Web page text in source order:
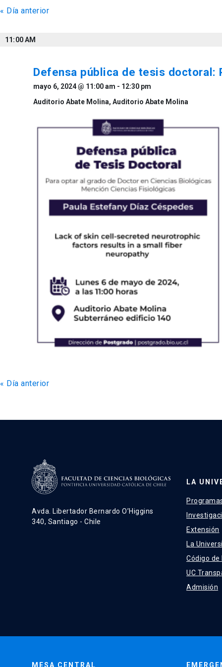
de
vistas
Eventos
« Día anterior
11:00 AM
Defensa pública de tesis doctoral:
mayo 6, 2024 @ 11:00 am - 12:30 pm
Auditorio Abate Molina,Auditorio Abate Molina
« Día anterior
Avda. Libertador Bernardo O’Higgins
340, Santiago - Chile
LA
Extensión
La
Código de
UC
Admisión
MESA CENTRAL